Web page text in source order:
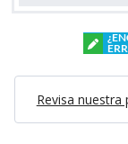
Revisa nuestra